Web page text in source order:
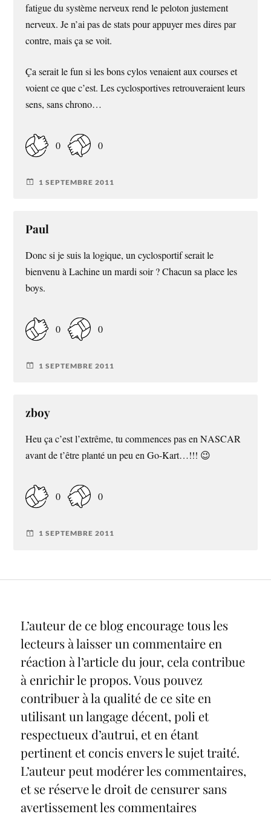
fatigue du système nerveux rend le peloton justement
nerveux. Je n’ai pas de stats pour appuyer mes dires par
contre, mais ça se voit.
Ça serait le fun si les bons cylos venaient aux courses et
voient ce que c’est. Les cyclosportives retrouveraient leurs
sens, sans chrono…
0 0
1 SEPTEMBRE 2011
Paul
Donc si je suis la logique, un cyclosportif serait le
bienvenu à Lachine un mardi soir ? Chacun sa place les
boys.
0 0
1 SEPTEMBRE 2011
zboy
Heu ça c’est l’extrême, tu commences pas en NASCAR
avant de t’être planté un peu en Go-Kart…!!! 😉
0 0
1 SEPTEMBRE 2011
L’auteur de ce blog encourage tous les
lecteurs à laisser un commentaire en
réaction à l’article du jour, cela contribue
à enrichir le propos. Vous pouvez
contribuer à la qualité de ce site en
utilisant un langage décent, poli et
respectueux d’autrui, et en étant
pertinent et concis envers le sujet traité.
L’auteur peut modérer les commentaires,
et se réserve le droit de censurer sans
avertissement les commentaires